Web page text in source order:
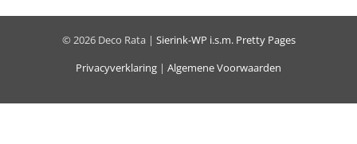
© 2026 Deco Rata | Sierink-WP i.s.m. Pretty Pages
Privacyverklaring | Algemene Voorwaarden